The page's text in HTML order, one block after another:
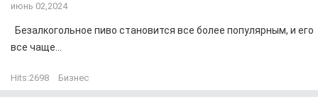
июнь 02,2024
Безалкогольное пиво становится все более популярным, и его
все чаще...
Hits:2698 Бизнес